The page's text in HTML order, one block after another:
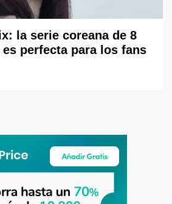
la serie coreana de 8
perfecta para los fans